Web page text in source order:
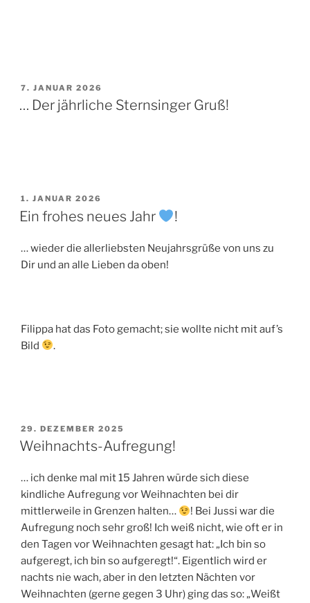
VERÖFFENTLICHT
AM
7. JANUAR 2026
… Der jährliche Sternsinger Gruß!
VERÖFFENTLICHT
AM
1. JANUAR 2026
Ein frohes neues Jahr !
… wieder die allerliebsten Neujahrsgrüße von uns zu
Dir und an alle Lieben da oben!
Filippa hat das Foto gemacht; sie wollte nicht mit auf’s
Bild
.
VERÖFFENTLICHT
AM
29. DEZEMBER 2025
Weihnachts-Aufregung!
… ich denke mal mit 15 Jahren würde sich diese
kindliche Aufregung vor Weihnachten bei dir
mittlerweile in Grenzen halten…
! Bei Jussi war die
Aufregung noch sehr groß! Ich weiß nicht, wie oft er in
den Tagen vor Weihnachten gesagt hat: „Ich bin so
aufgeregt, ich bin so aufgeregt!“. Eigentlich wird er
nachts nie wach, aber in den letzten Nächten vor
Weihnachten (gerne gegen 3 Uhr) ging das so: „Weißt